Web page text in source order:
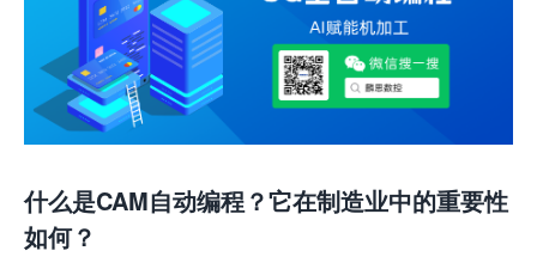
什么是CAM自动编程？它在制造业中的重要性
如何？